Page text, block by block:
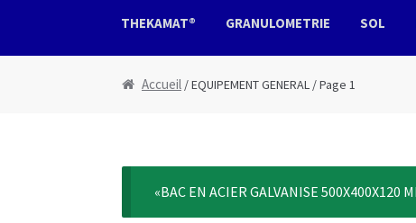
THEKAMAT® GRANULOMETRIE SOL
AccueilBoutiqueDevis Mon Compte Nous
Accueil/ EQUIPEMENT GENERAL / Page 1
«BAC EN ACIER GALVANISE